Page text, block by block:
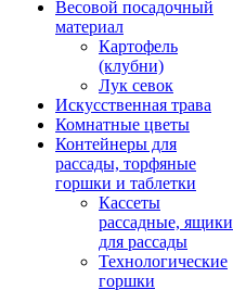
Весовой посадочный
материал
Картофель
(клубни)
Лук севок
Искусственная трава
Комнатные цветы
Контейнеры для
рассады, торфяные
горшки и таблетки
Кассеты
рассадные, ящики
для рассады
Технологические
горшки